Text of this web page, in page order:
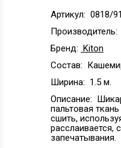
Артикул: 0818/91
Производитель:
Бренд: Kiton
Состав:
Ширина: 1.5 м.
Описание:
пальтовая
сшить,
расслаивается,
запечатывания.